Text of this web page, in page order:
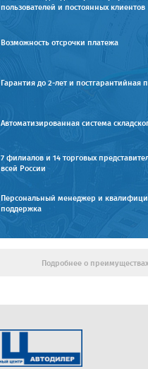
пользователей и постоянных клиентов
Возможность отсрочки платежа
Гарантия до 2-лет и постгарантийная
Автоматизированная система
7 филиалов и 14 торговых
всей России
Персональный менеджер и
поддержка
Подробнее о преимуществах